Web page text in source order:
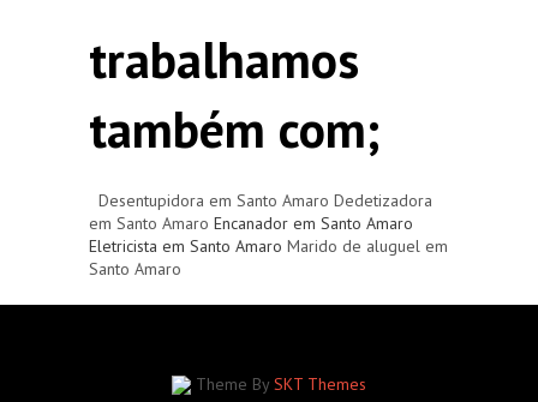
trabalhamos
também com;
Desentupidora em Santo Amaro Dedetizadora
em Santo Amaro Encanador em Santo Amaro
Eletricista em Santo Amaro Marido de aluguel em
Santo Amaro
Theme By SKT Themes